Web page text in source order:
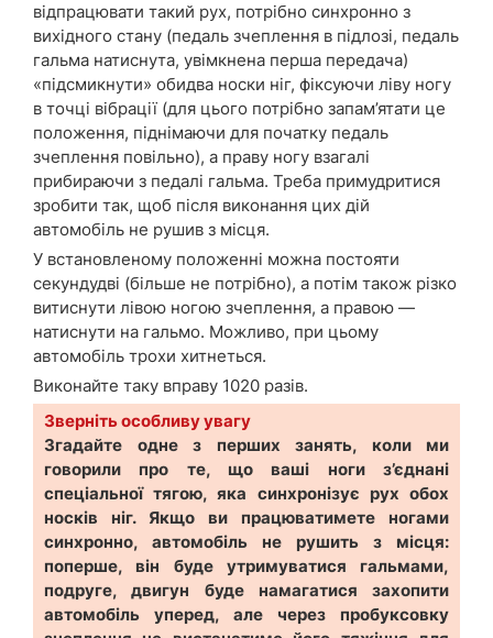
відпрацювати такий рух, потрібно синхронно з
вихідного стану (педаль зчеплення в підлозі, педаль
гальма натиснута, увімкнена перша передача)
«підсмикнути» обидва носки ніг, фіксуючи ліву ногу
в точці вібрації (для цього потрібно запам’ятати це
положення, піднімаючи для початку педаль
зчеплення повільно), а праву ногу взагалі
прибираючи з педалі гальма. Треба примудритися
зробити так, щоб після виконання цих дій
автомобіль не рушив з місця.
У встановленому положенні можна постояти
секундудві (більше не потрібно), а потім також різко
витиснути лівою ногою зчеплення, а правою —
натиснути на гальмо. Можливо, при цьому
автомобіль трохи хитнеться.
Виконайте таку вправу 1020 разів.
Зверніть особливу увагу
Згадайте одне з перших занять, коли ми
говорили про те, що ваші ноги з’єднані
спеціальної тягою, яка синхронізує рух обох
носків ніг. Якщо ви працюватимете ногами
синхронно, автомобіль не рушить з місця:
поперше, він буде утримуватися гальмами,
подруге, двигун буде намагатися захопити
автомобіль уперед, але через пробуксовку